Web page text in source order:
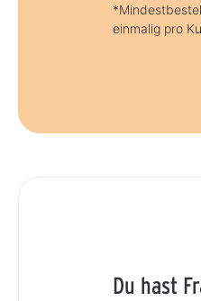
einmalig pro
Du hast